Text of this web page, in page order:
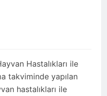
Hastalıkları ile
takviminde yapılan
hastalıkları ile